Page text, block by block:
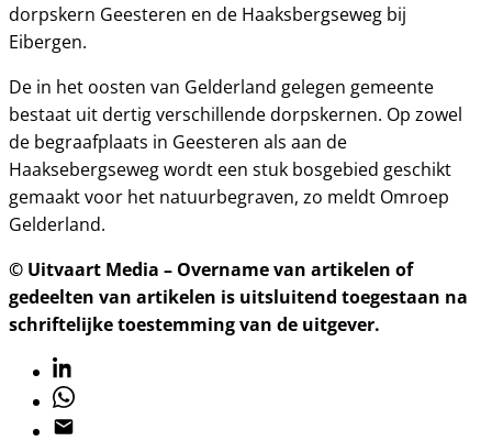
dorpskern Geesteren en de Haaksbergseweg bij
Eibergen.
De in het oosten van Gelderland gelegen gemeente
bestaat uit dertig verschillende dorpskernen. Op zowel
de begraafplaats in Geesteren als aan de
Haaksebergseweg wordt een stuk bosgebied geschikt
gemaakt voor het natuurbegraven, zo meldt Omroep
Gelderland.
© Uitvaart Media – Overname van artikelen of
gedeelten van artikelen is uitsluitend toegestaan na
schriftelijke toestemming van de uitgever.
Linkedin
Whatsapp
Email